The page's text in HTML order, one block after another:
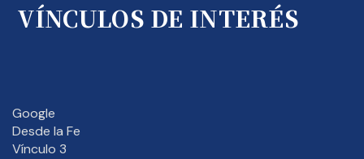
VÍNCULOS DE INTERÉS
Google
Desde la Fe
Vínculo 3